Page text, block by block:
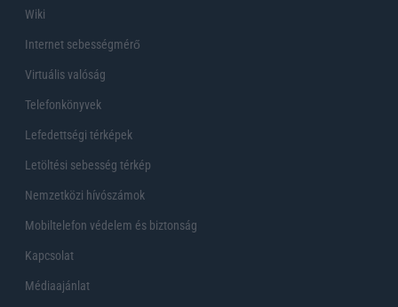
Wiki
Internet sebességmérő
Virtuális valóság
Telefonkönyvek
Lefedettségi térképek
Letöltési sebesség térkép
Nemzetközi hívószámok
Mobiltelefon védelem és biztonság
Kapcsolat
Médiaajánlat